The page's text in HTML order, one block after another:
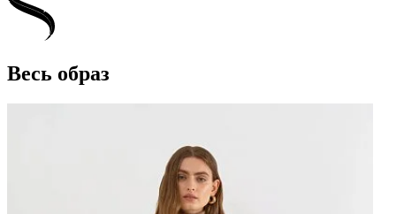
Весь образ